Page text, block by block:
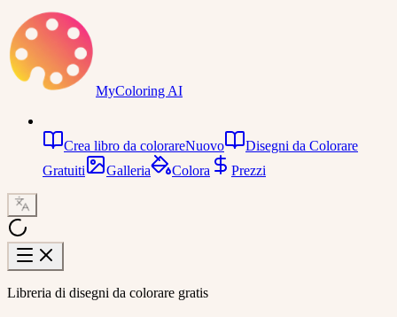
MyColoring AI
Crea libro da colorareNuovo
Disegni da Colorare
Gratuiti
Galleria Colora Prezzi
Libreria di disegni da colorare gratis